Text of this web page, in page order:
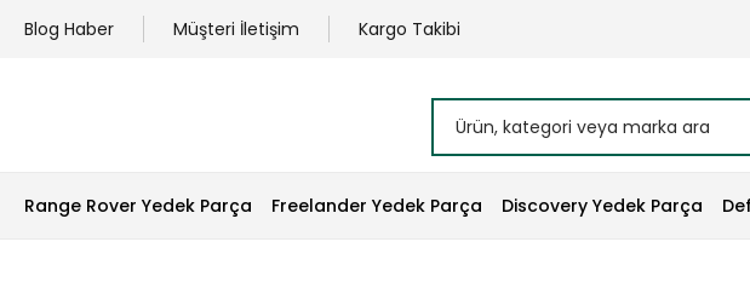
Blog Haber Müşteri İletişim Kargo Takibi
Range Rover Yedek Parça Freelander Yedek Parça Discovery Yedek Parça